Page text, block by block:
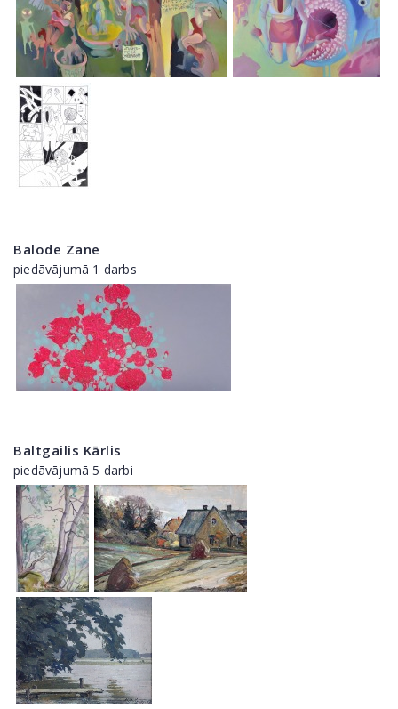
Balode Zane
piedāvājumā 1 darbs
Baltgailis Kārlis
piedāvājumā 5 darbi